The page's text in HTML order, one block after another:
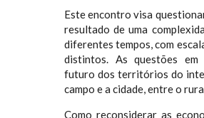
Este encontro visa
resultado de uma
diferentes tempos, com
distintos. As questões
futuro dos territórios do
campo e a cidade, entre o
Como reconsiderar as